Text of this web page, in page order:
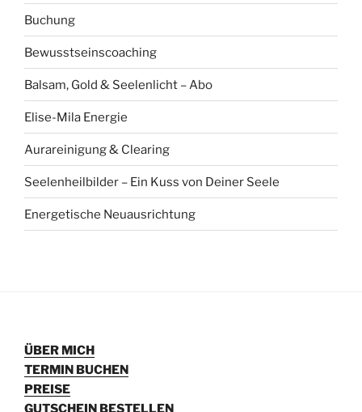
Buchung
Bewusstseinscoaching
Balsam, Gold & Seelenlicht – Abo
Elise-Mila Energie
Aurareinigung & Clearing
Seelenheilbilder – Ein Kuss von Deiner Seele
Energetische Neuausrichtung
ÜBER MICH
TERMIN BUCHEN
PREISE